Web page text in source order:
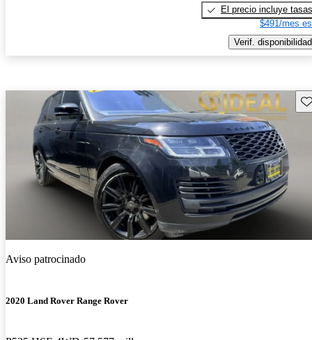
El precio incluye tasas
$491/mes
Verif. disponibilidad
Aviso patrocinado
2020 Land Rover Range Rover